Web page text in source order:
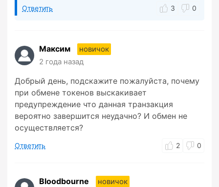
Ответить 3 0
Максим
новичок
2 года назад
Добрый день, подскажите пожалуйста, почему
при обмене токенов выскакивает
предупреждение что данная транзакция
вероятно завершится неудачно? И обмен не
осуществляется?
Ответить 2 0
Bloodbourne
новичок